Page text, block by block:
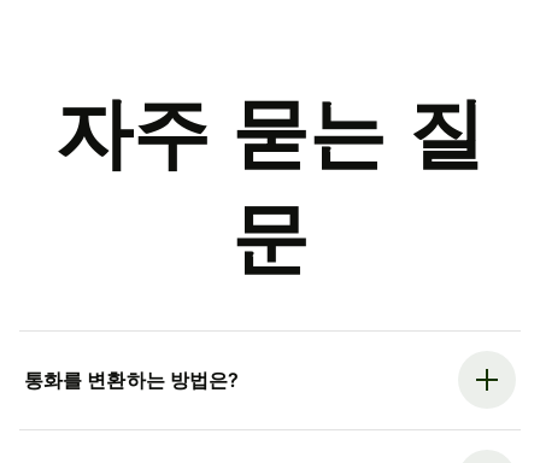
자주 묻는 질
문
통화를 변환하는 방법은?